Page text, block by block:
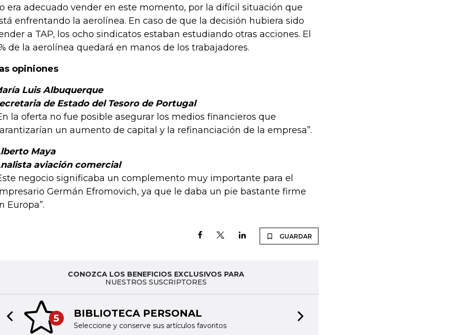
era adecuado vender en este momento, por la difícil situación que
enfrentando la aerolínea. En caso de que la decisión hubiera sido
a TAP, los ocho sindicatos estaban estudiando otras acciones. El
de la aerolínea quedará en manos de los trabajadores.
opiniones
Luis Albuquerque
de Estado del Tesoro de Portugal
la oferta no fue posible asegurar los medios financieros que
un aumento de capital y la refinanciación de la empresa”.
Maya
aviación comercial
negocio significaba un complemento muy importante para el
Germán Efromovich, ya que le daba un pie bastante firme
Europa”.
GUARDAR
CONOZCA LOS BENEFICIOS EXCLUSIVOS PARA
NUESTROS SUSCRIPTORES
5 BIBLIOTECA PERSONAL
Seleccione y conserve sus artículos favoritos
Previous slide